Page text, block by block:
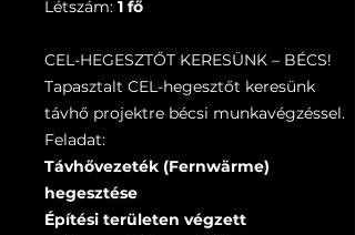
Létszám: 1 fő
CEL-HEGESZTŐT KERESÜNK – BÉCS!
Tapasztalt CEL-hegesztőt keresünk
távhő projektre bécsi munkavégzéssel.
Feladat:
Távhővezeték (Fernwärme)
hegesztése
Építési területen végzett